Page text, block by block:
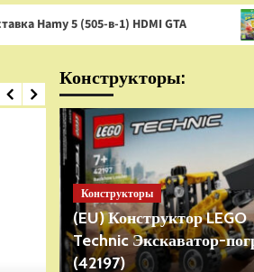
в-1) HDMI GTA Игра
Конструкторы:
Конструкторы
(EU) Конструктор LEGO
Technic Экскаватор-
(42197)